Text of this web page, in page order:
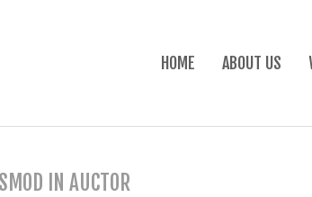
HOME ABOUT US
IN AUCTOR